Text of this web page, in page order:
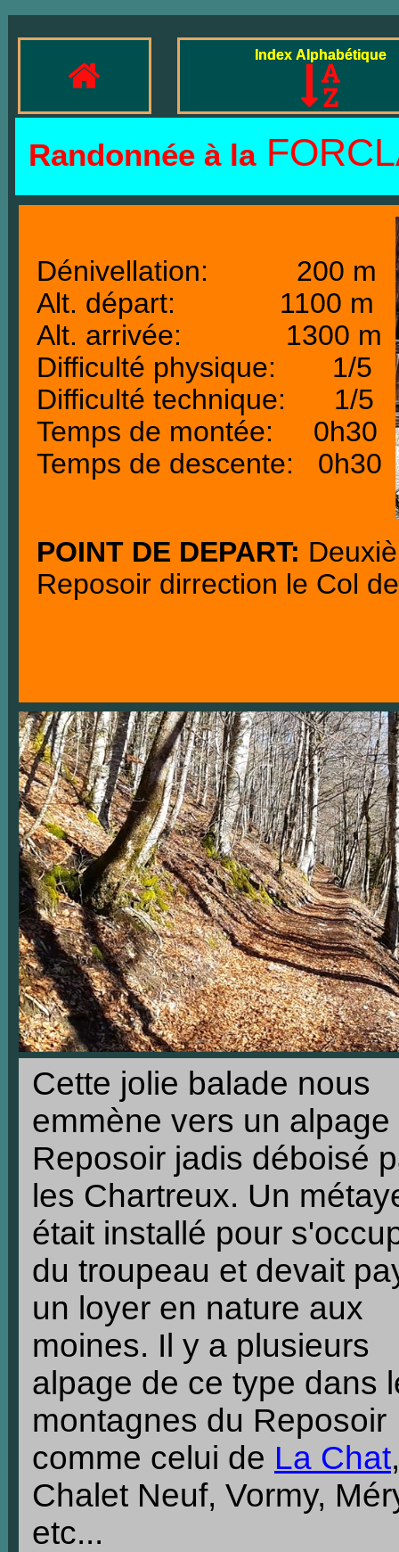
Randonnée à la
Dénivellation: 200 m
Alt. départ: 1100 m
Alt. arrivée: 1300 m
Difficulté physique: 1/5
Difficulté technique: 1/5
Temps de montée: 0h30
Temps de descente: 0h30
POINT DE DEPART:
Reposoir dirrection le Col
Cette jolie balade nous
emmène vers un alpage
Reposoir jadis déboisé
les Chartreux. Un
était installé pour
du troupeau et devait
un loyer en nature aux
moines. Il y a plusieurs
alpage de ce type dans
montagnes du Reposoir
comme celui de La Chat,
Chalet Neuf, Vormy,
etc...
Index Alphabétique